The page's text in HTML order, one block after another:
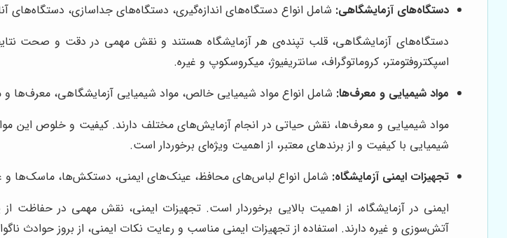
دستگاه‌های آزمایشگاهی: شامل انواع دستگاه‌های اندازه‌گیری، دستگاه‌های جداسازی، دستگاه‌های
دستگاه‌های آزمایشگاهی، قلب تپنده‌ی هر آزمایشگاه هستند و نقش مهمی در دقت و صحت نتایج
اسپکتروفتومتر، کروماتوگراف، سانتریفیوژ، میکروسکوپ و غیره.
مواد شیمیایی و معرف‌ها: شامل انواع مواد شیمیایی خالص، مواد شیمیایی آزمایشگاهی، معرف‌ها و
مواد شیمیایی و معرف‌ها، نقش حیاتی در انجام آزمایش‌های مختلف دارند. کیفیت و خلوص این
شیمیایی با کیفیت و از برندهای معتبر، از اهمیت ویژه‌ای برخوردار است.
تجهیزات ایمنی آزمایشگاه: شامل انواع لباس‌های محافظ، عینک‌های ایمنی، دستکش‌ها، ماسک‌ها و
ایمنی در آزمایشگاه، از اهمیت بالایی برخوردار است. تجهیزات ایمنی، نقش مهمی در حفاظت از
آتش‌سوزی و غیره دارند. استفاده از تجهیزات ایمنی مناسب و رعایت نکات ایمنی، از بروز حوادث